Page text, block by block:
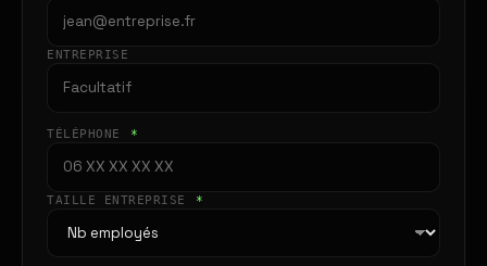
ENTREPRISE
TÉLÉPHONE *
TAILLE ENTREPRISE *